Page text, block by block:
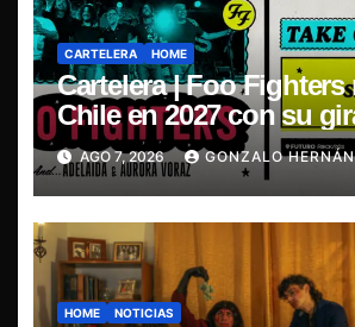
CARTELERA HOME
Cartelera | Foo Fighters
Chile en 2027 con su
Cover Tour 2027”
AGO 7, 2026 GONZALO
HOME NOTICIAS